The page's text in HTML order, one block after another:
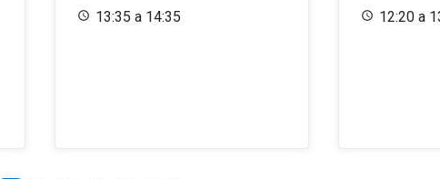
13:35 a 14:35
12:20 a